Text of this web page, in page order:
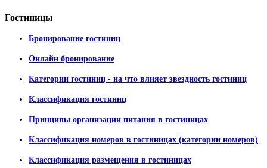
Гостиницы
Бронирование гостиниц
Онлайн бронирование
Категории гостиниц - на что влияет звездность гостиниц
Классификация гостиниц
Принципы организации питания в гостиницах
Классификация номеров в гостиницах (категории номеров)
Классификация размещения в гостиницах